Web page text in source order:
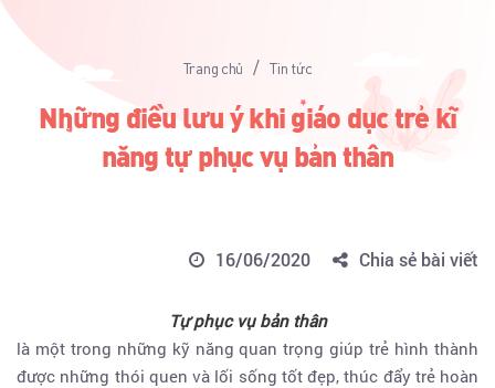
Trang chủ / Tin tức
Những điều lưu ý khi giáo dục trẻ kĩ
năng tự phục vụ bản thân
16/06/2020 Chia sẻ bài viết
Tự phục vụ bản thân
là một trong những kỹ năng quan trọng giúp trẻ hình thành
được những thói quen và lối sống tốt đẹp, thúc đẩy trẻ hoàn